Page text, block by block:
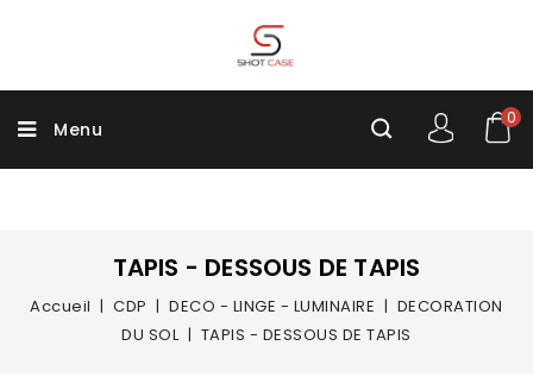
Menu
0
TAPIS - DESSOUS DE TAPIS
Accueil CDP DECO - LINGE - LUMINAIRE
DECORATION
DU SOL
TAPIS - DESSOUS DE TAPIS